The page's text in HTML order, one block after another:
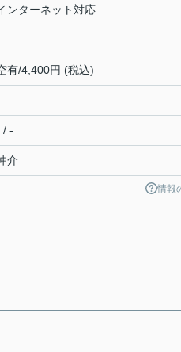
ンターネット対応
有/4,400円 (税込)
/ -
介
情報